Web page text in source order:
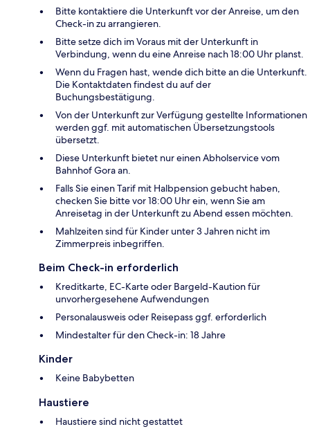
Bitte kontaktiere die Unterkunft vor der Anreise, um den
Check-in zu arrangieren.
Bitte setze dich im Voraus mit der Unterkunft in
Verbindung, wenn du eine Anreise nach 18:00 Uhr planst.
Wenn du Fragen hast, wende dich bitte an die Unterkunft.
Die Kontaktdaten findest du auf der
Buchungsbestätigung.
Von der Unterkunft zur Verfügung gestellte Informationen
werden ggf. mit automatischen Übersetzungstools
übersetzt.
Diese Unterkunft bietet nur einen Abholservice vom
Bahnhof Gora an.
Falls Sie einen Tarif mit Halbpension gebucht haben,
checken Sie bitte vor 18:00 Uhr ein, wenn Sie am
Anreisetag in der Unterkunft zu Abend essen möchten.
Mahlzeiten sind für Kinder unter 3 Jahren nicht im
Zimmerpreis inbegriffen.
Beim Check-in erforderlich
Kreditkarte, EC-Karte oder Bargeld-Kaution für
unvorhergesehene Aufwendungen
Personalausweis oder Reisepass ggf. erforderlich
Mindestalter für den Check-in: 18 Jahre
Kinder
Keine Babybetten
Haustiere
Haustiere sind nicht gestattet